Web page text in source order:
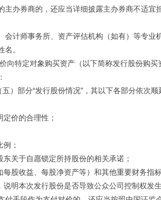
商的，还应当详细披露主办券商不适宜
会计师事务所、资产评估机构（如有）等专业
。
向特定对象购买资产（以下简称发行股份购买
）部分“发行股份情况”，其以下各部分依次顺
价的合理性；
；
于自愿锁定所持股份的相关承诺；
益、每股净资产等）和其他重要财务指标
次发行股份是否导致公众公司控制权发生